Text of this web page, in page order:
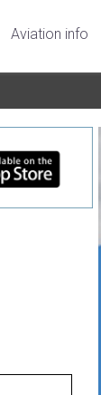
Aviation info